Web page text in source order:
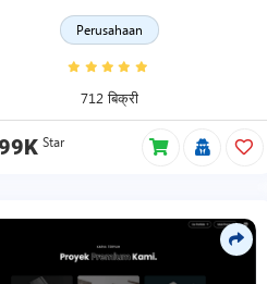
Perusahaan
712 बिक्री
Star